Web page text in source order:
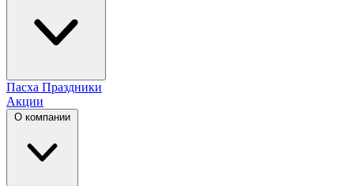
Пасха Праздники
Акции
О компании